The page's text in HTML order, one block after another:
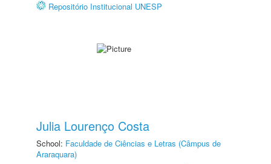
Repositório Institucional UNESP
Julia Lourenço Costa
School: Faculdade de Ciências e Letras (Câmpus de
Araraquara)